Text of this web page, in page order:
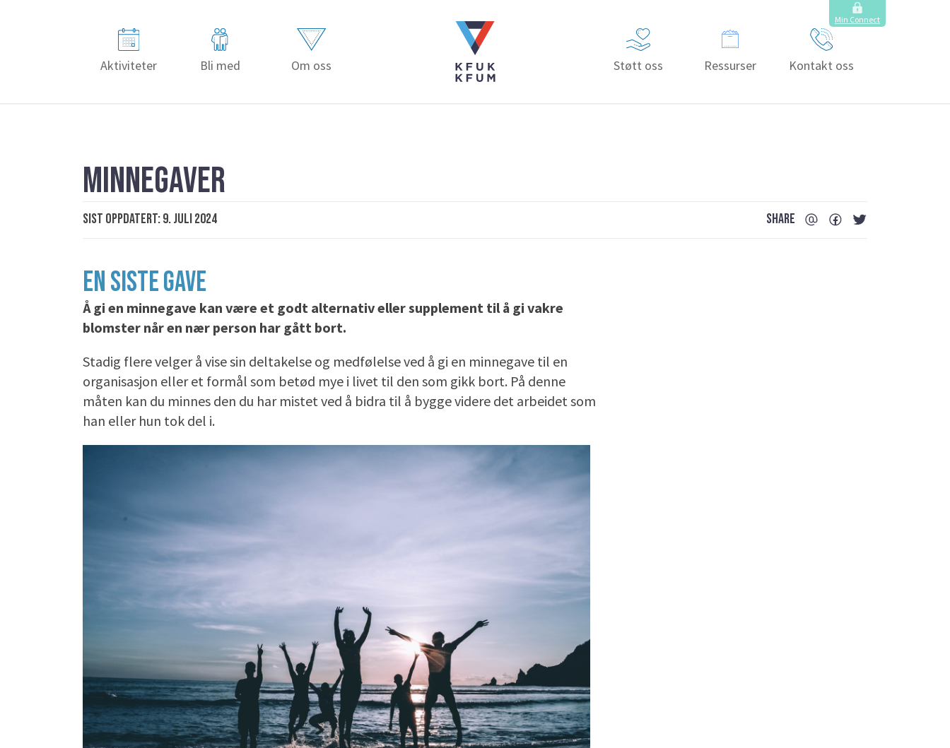
Min Connect
Aktiviteter Bli med Om oss Støtt oss Ressurser Kontakt oss
MINNEGAVER
Sist oppdatert: 9. juli 2024 SHARE
EN SISTE GAVE
Å gi en minnegave kan være et godt alternativ eller supplement til å gi vakre
blomster når en nær person har gått bort.
Stadig flere velger å vise sin deltakelse og medfølelse ved å gi en minnegave til en
organisasjon eller et formål som betød mye i livet til den som gikk bort. På denne
måten kan du minnes den du har mistet ved å bidra til å bygge videre det arbeidet som
han eller hun tok del i.